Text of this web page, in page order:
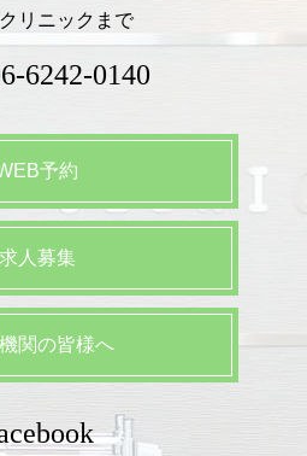
リニックまで
6242-0140
予約
求人募集
関の皆様へ